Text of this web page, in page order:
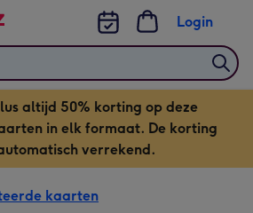
Login
altijd 50% korting op deze
in elk formaat. De korting
verrekend.
kaarten